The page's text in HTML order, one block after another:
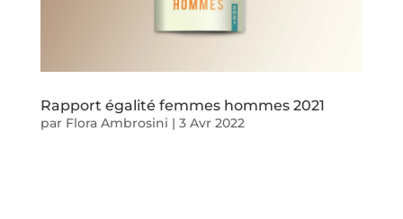
Rapport égalité femmes hommes 2021
par Flora Ambrosini | 3 Avr 2022